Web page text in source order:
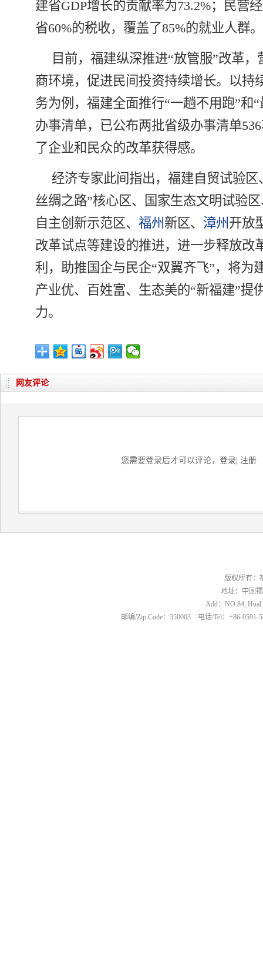
建省GDP增长的贡献率为73.2%；民营
省60%的税收，覆盖了85%的就业人群。
目前，福建纵深推进“放管服”改革，
商环境，促进民间投资持续增长。以持
务为例，福建全面推行“一趟不用跑”和
办事清单，已公布两批省级办事清单
了企业和民众的改革获得感。
经济专家此间指出，福建自贸试验区
丝绸之路”核心区、国家生态文明试验
自主创新示范区、 福州 新区、 漳州 开放
改革试点等建设的推进，进一步释放改
利，助推国企与民企“双翼齐飞”，将为
产业优、百姓富、生态美的“新福建”提
力。
网友评论
您需要登录后才可以评论， 登录 注册
版权所有：
地址：中国
Add：NO.84,
邮编/Zip Code：350003 电话/Tel：+86-0591-